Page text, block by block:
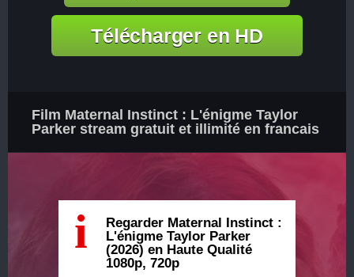
Télécharger en HD
Film Maternal Instinct : L'énigme Taylor
Parker stream gratuit et illimité en francais
i
Regarder Maternal Instinct :
L'énigme Taylor Parker
(2026) en Haute Qualité
1080p, 720p